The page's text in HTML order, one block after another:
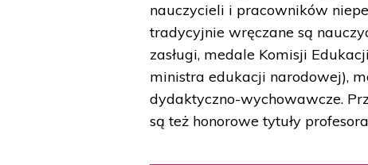
nauczycieli i pracowników
tradycyjnie wręczane są
zasługi, medale Komisji
ministra edukacji narodowej),
dydaktyczno-wychowawcze.
są też honorowe tytuły